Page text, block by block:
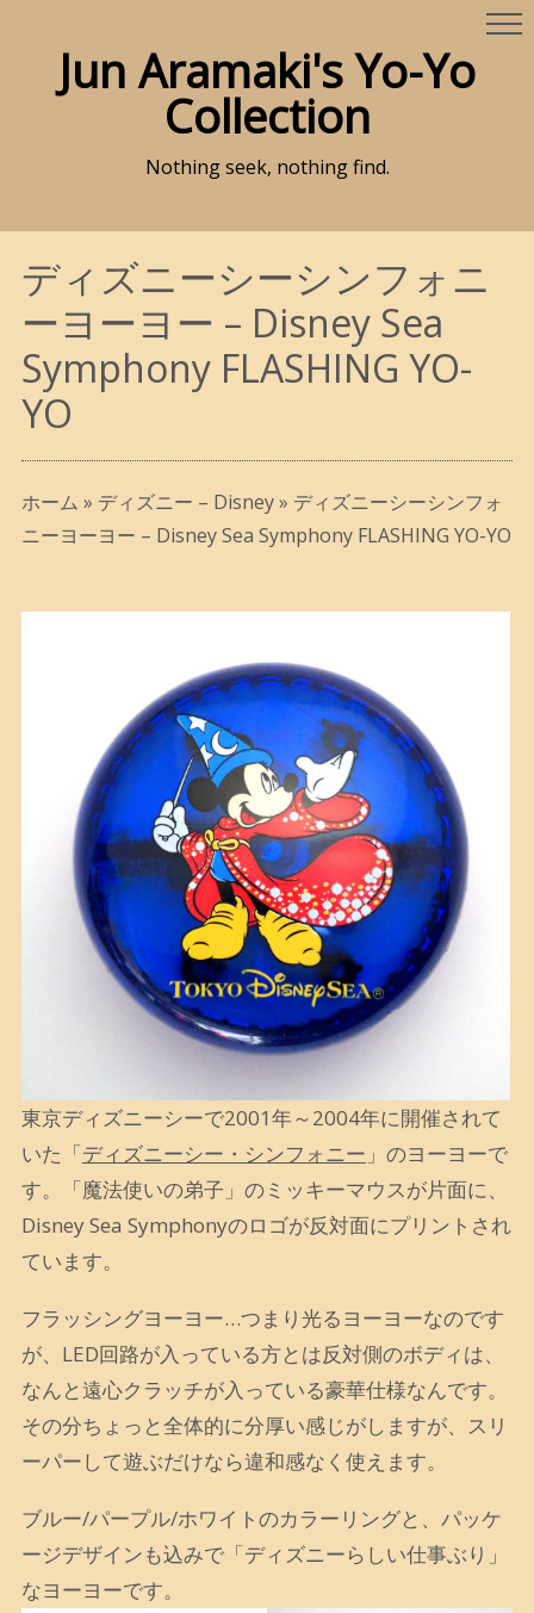
Jun Aramaki's Yo-Yo
Collection
Nothing seek, nothing find.
ディズニーシーシンフォニ
ーヨーヨー – Disney Sea
Symphony FLASHING YO-
YO
ホーム » ディズニー – Disney» ディズニーシーシンフォ
ニーヨーヨー – Disney Sea Symphony FLASHING YO-YO
東京ディズニーシーで2001年～2004年に開催されて
いた「ディズニーシー・シンフォニー 」のヨーヨーで
す。「魔法使いの弟子」のミッキーマウスが片面に、
Disney Sea Symphonyのロゴが反対面にプリントされ
ています。
フラッシングヨーヨー…つまり光るヨーヨーなのです
が、LED回路が入っている方とは反対側のボディは、
なんと遠心クラッチが入っている豪華仕様なんです。
その分ちょっと全体的に分厚い感じがしますが、スリ
ーパーして遊ぶだけなら違和感なく使えます。
ブルー/パープル/ホワイトのカラーリングと、パッケ
ージデザインも込みで「ディズニーらしい仕事ぶり」
なヨーヨーです。